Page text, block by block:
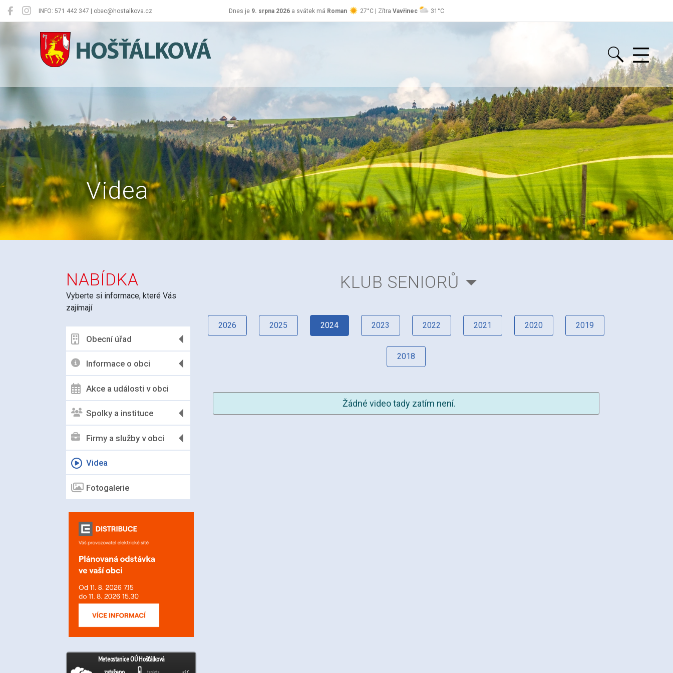
INFO: 571 442 347 | obec@hostalkova.cz Dnes je 9. srpna 2026 a svátek má Roman 27°C | Zítra Vavřinec 31°C
Hošťálková
Videa
NABÍDKA
Vyberte si informace, které Vás
zajímají
Obecní úřad
Informace o obci
Akce a události v obci
Spolky a instituce
Firmy a služby v obci
Videa
Fotogalerie
KLUB SENIORŮ
2026 2025 2024 2023 2022 2021 2020 2019
2018
Žádné video tady zatím není.